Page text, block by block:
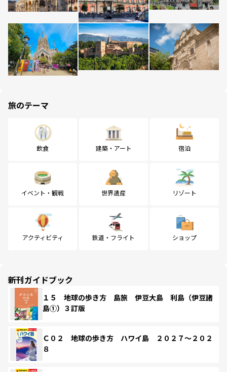
旅のテーマ
飲食 建築・アート 宿泊
イベント・観戦 世界遺産 リゾート
アクティビティ 鉄道・フライト ショップ
新刊ガイドブック
１５ 地球の歩き方 島旅 伊豆大島 利島（伊豆諸
島①）３訂版
Ｃ０２ 地球の歩き方 ハワイ島 ２０２７～２０２
８